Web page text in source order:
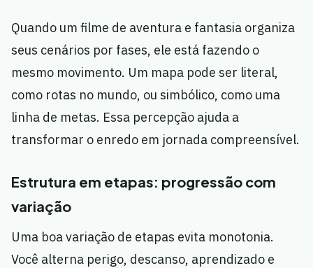
Quando um filme de aventura e fantasia organiza
seus cenários por fases, ele está fazendo o
mesmo movimento. Um mapa pode ser literal,
como rotas no mundo, ou simbólico, como uma
linha de metas. Essa percepção ajuda a
transformar o enredo em jornada compreensível.
Estrutura em etapas: progressão com
variação
Uma boa variação de etapas evita monotonia.
Você alterna perigo, descanso, aprendizado e